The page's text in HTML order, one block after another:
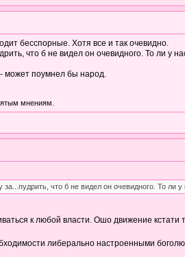
бесспорные. Хотя все и так очевидно.
что б не видел он очевидного. То ли у
может поумнел бы народ.
мнениям.
что б не видел он очевидного. То ли у
к любой власти. Ошо движение кстати
либерально настроенными